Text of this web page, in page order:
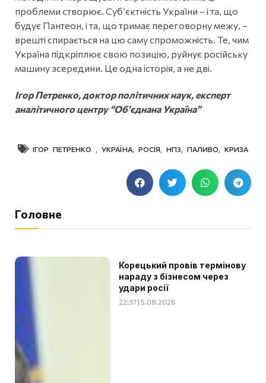
проблеми створює. Субʼєктність України – і та, що
будує Пантеон, і та, що тримає переговорну межу, –
врешті спирається на цю саму спроможність. Те, чим
Україна підкріплює свою позицію, руйнує російську
машину зсередини. Це одна історія, а не дві.
Ігор Петренко, доктор політичних наук, експерт
аналітичного центру “Об’єднана Україна”
ІГОР ПЕТРЕНКО УКРАЇНА РОСІЯ НПЗ ПАЛИВО КРИЗА
Головне
Корецький провів термінову
нараду з бізнесом через
удари росії
22:37 | 5.08.2026